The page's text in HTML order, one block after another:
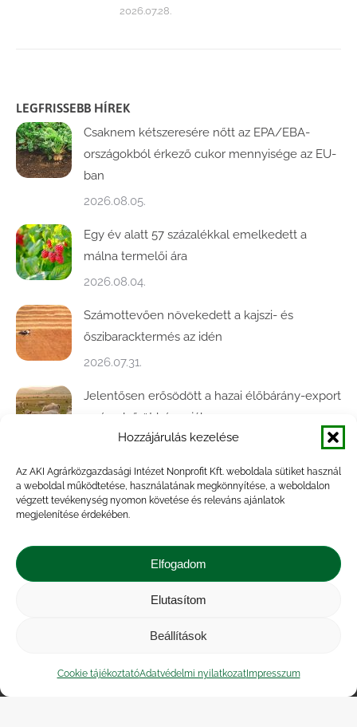
Hozzájárulás kezelése
Az AKI Agrárközgazdasági Intézet Nonprofit Kft. weboldala sütiket használ
a weboldal működtetése, használatának megkönnyítése, a weboldalon
végzett tevékenység nyomon követése és releváns ajánlatok
megjelenítése érdekében.
Elfogadom
Elutasítom
Beállítások
Cookie tájékoztatóAdatvédelmi nyilatkozatImpresszum
2026.07.28.
LEGFRISSEBB HÍREK
Csaknem kétszeresére nőtt az EPA/EBA-
országokból érkező cukor mennyisége az EU-
ban
2026.08.05.
Egy év alatt 57 százalékkal emelkedett a
málna termelői ára
2026.08.04.
Számottevően növekedett a kajszi- és
őszibaracktermés az idén
2026.07.31.
Jelentősen erősödött a hazai élőbárány-export
az év első öt hónapjában
2026.07.28.
Közel ötödével bővült a baromfivágás
Magyarországon
A végéhez közelít az őszi búza betakarítása
2026.07.21.
Közérdekű adatok
| Adatvédelmi nyilatkozat
|